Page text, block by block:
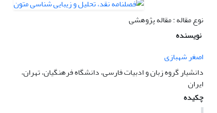
نوع مقاله : مقاله پژوهشی
نویسنده
اصغر شهبازی
دانشیار گروه زبان و ادبیات فارسی، دانشگاه فرهنگیان، تهران،
ایران
چکیده